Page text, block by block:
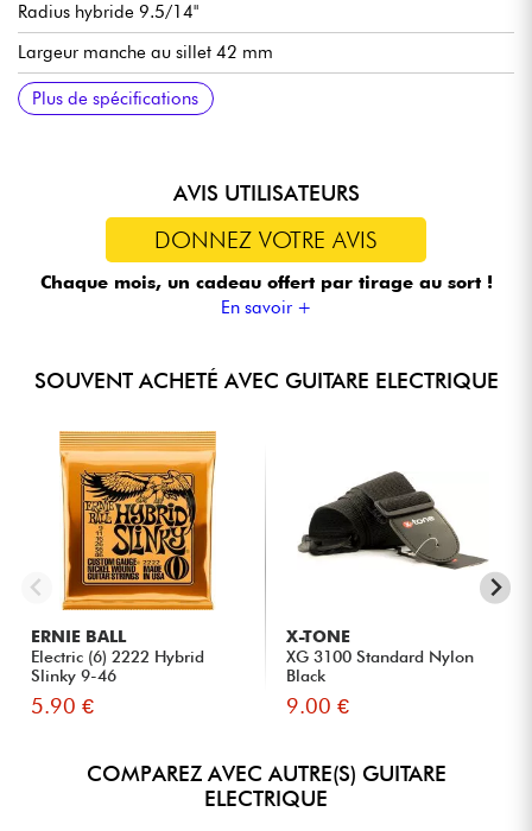
Radius hybride 9.5/14"
Largeur manche au sillet 42 mm
Sillet Graphtech
Set de micros simple-bobinage Sire LC H-S-S Pickup Set
Volume
Tonalité
Sélecteur micros 5x positions
Chevalet / vibrato traditionnel Sire Modern Tremolo
Mécaniques à blocage Sire Premium Locking
Finition brillant
Plus de spécifications
AVIS UTILISATEURS
DONNEZ VOTRE AVIS
Chaque mois, un cadeau offert par tirage au sort !
En savoir +
SOUVENT ACHETÉ AVEC GUITARE ELECTRIQUE
ERNIE BALL
Electric (6) 2222 Hybrid
Slinky 9-46
5.90 €
X-TONE
XG 3100 Standard Nylon
Black
9.00 €
COMPAREZ AVEC AUTRE(S) GUITARE
ELECTRIQUE